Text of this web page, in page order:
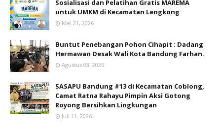
Sosialisasi dan Pelatihan Gratis MAREMA
untuk UMKM di Kecamatan Lengkong
Mei 21, 2026
Buntut Penebangan Pohon Cihapit : Dadang
Hermawan Desak Wali Kota Bandung Farhan.
Agustus 03, 2026
SASAPU Bandung #13 di Kecamatan Coblong,
Camat Ratna Rahayu Pimpin Aksi Gotong
Royong Bersihkan Lingkungan
Juli 11, 2026